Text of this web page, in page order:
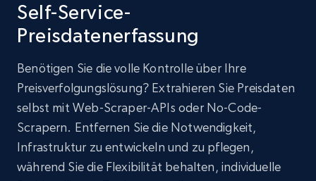
Self-Service-
Preisdatenerfassung
Benötigen Sie die volle Kontrolle über Ihre
Preisverfolgungslösung? Extrahieren Sie Preisdaten
selbst mit Web-Scraper-APIs oder No-Code-
Scrapern. Entfernen Sie die Notwendigkeit,
Infrastruktur zu entwickeln und zu pflegen,
während Sie die Flexibilität behalten, individuelle